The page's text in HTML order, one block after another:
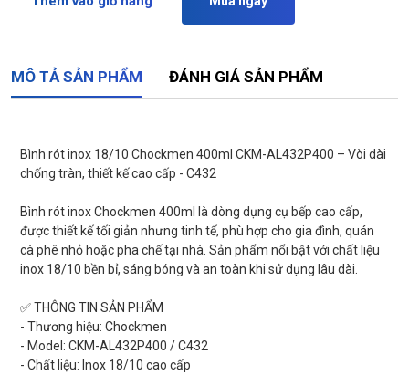
MÔ TẢ SẢN PHẨM ĐÁNH GIÁ SẢN PHẨM
Bình rót inox 18/10 Chockmen 400ml CKM-AL432P400 – Vòi dài
chống tràn, thiết kế cao cấp - C432
Bình rót inox Chockmen 400ml là dòng dụng cụ bếp cao cấp,
được thiết kế tối giản nhưng tinh tế, phù hợp cho gia đình, quán
cà phê nhỏ hoặc pha chế tại nhà. Sản phẩm nổi bật với chất liệu
inox 18/10 bền bỉ, sáng bóng và an toàn khi sử dụng lâu dài.
✅ THÔNG TIN SẢN PHẨM
- Thương hiệu: Chockmen
- Model: CKM-AL432P400 / C432
- Chất liệu: Inox 18/10 cao cấp